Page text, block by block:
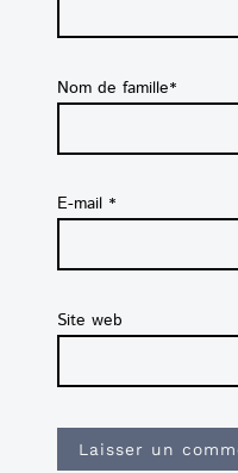
Nom de famille*
E-mail *
Site web